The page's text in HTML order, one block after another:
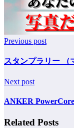
Previous post
スタンプラリー （
Next post
ANKER
Related Posts